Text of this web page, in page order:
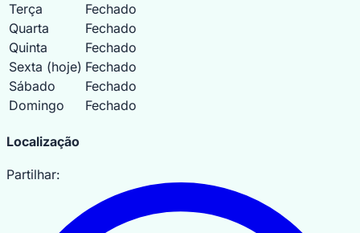
Terça
Fechado
Quarta
Fechado
Quinta
Fechado
Sexta (hoje) Fechado
Sábado
Fechado
Domingo
Fechado
Localização
OpenStreetMap
Partilhar: